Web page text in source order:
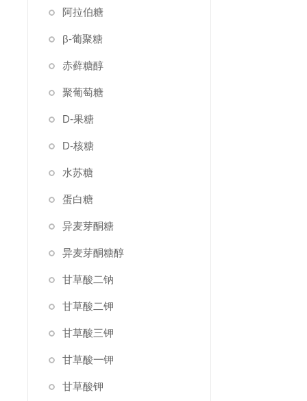
阿拉伯糖
β-葡聚糖
赤藓糖醇
聚葡萄糖
D-果糖
D-核糖
水苏糖
蛋白糖
异麦芽酮糖
异麦芽酮糖醇
甘草酸二钠
甘草酸二钾
甘草酸三钾
甘草酸一钾
甘草酸钾